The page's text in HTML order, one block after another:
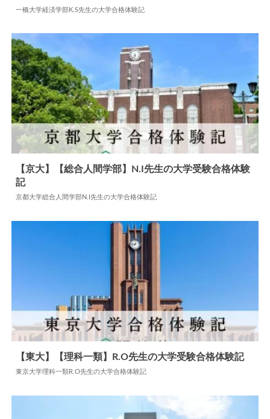
一橋大学経済学部K.S先生の大学合格体験記
大学合格体験記
【京大】【総合人間学部】N.I先生の大学受験合格体験
記
京都大学総合人間学部N.I先生の大学合格体験記
【東大】【理科一類】R.O先生の大学受験合格体験記
東京大学理科一類R.O先生の大学合格体験記